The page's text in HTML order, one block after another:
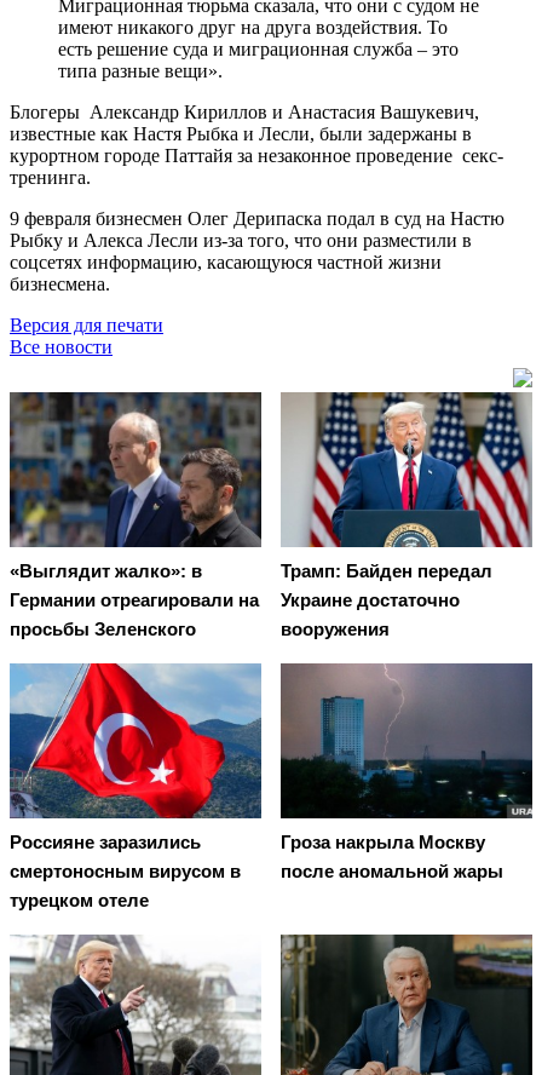
Миграционная тюрьма сказала, что они с судом не
имеют никакого друг на друга воздействия. То
есть решение суда и миграционная служба – это
типа разные вещи».
Блогеры Александр Кириллов и Анастасия Вашукевич,
известные как Настя Рыбка и Лесли, были задержаны в
курортном городе Паттайя за незаконное проведение секс-
тренинга.
9 февраля бизнесмен Олег Дерипаска подал в суд на Настю
Рыбку и Алекса Лесли из-за того, что они разместили в
соцсетях информацию, касающуюся частной жизни
бизнесмена.
Версия для печати
Все новости
«Выглядит жалко»: в
Германии отреагировали на
просьбы Зеленского
Трамп: Байден передал
Украине достаточно
вооружения
Россияне заразились
смертоносным вирусом в
турецком отеле
Гроза накрыла Москву
после аномальной жары